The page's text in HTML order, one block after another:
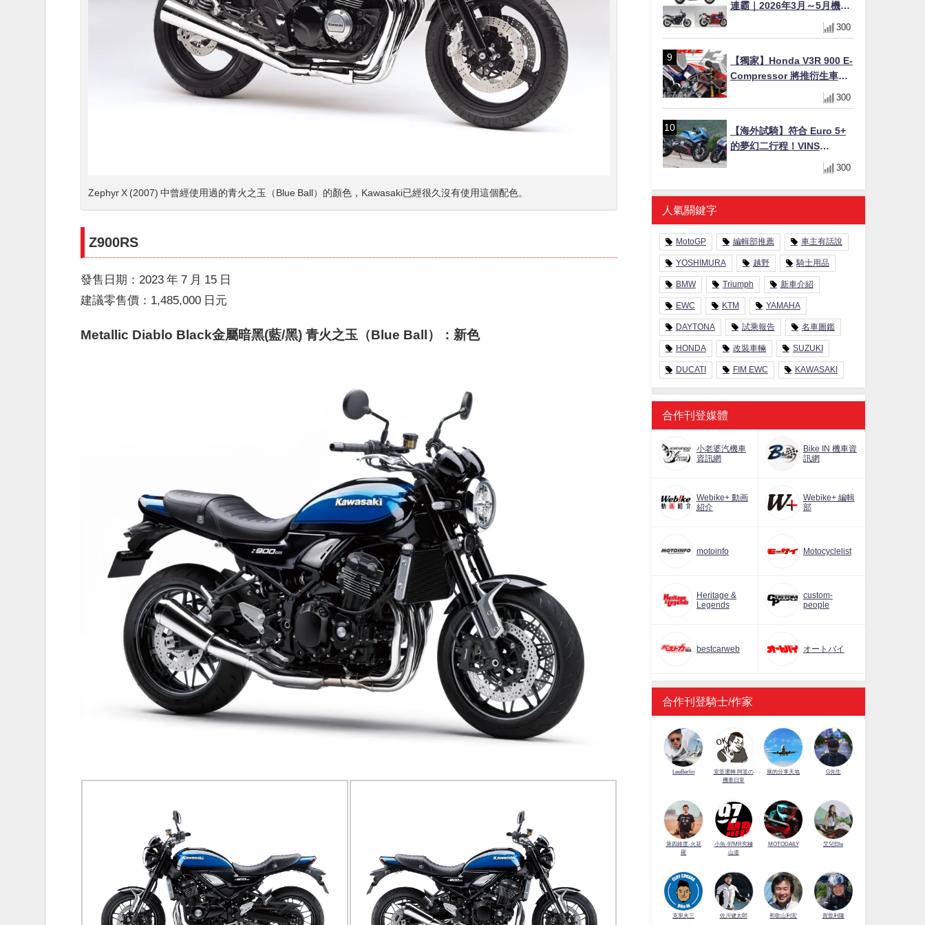
Zephyr X (2007) 中曾經使用過的青火之玉（Blue Ball）的顏色，Kawasaki已經很久沒有使用這個配色。
Z900RS
發售日期：2023 年 7 月 15 日
建議零售價：1,485,000 日元
Metallic Diablo Black金屬暗黑(藍/黑) 青火之玉（Blue Ball）：新色
連霸｜2026年3月～5月機車
轉售排行榜 CBR1000RR-R
FIREBLADE SP首度躋身前
300
【獨家】Honda V3R 900 E-
Compressor 將推衍生車
系？自然進氣 V3 同步測試
中，CG 預想曝光！
300
【海外試騎】符合 Euro 5+
的夢幻二行程！VINS
Duecinquanta 登陸日本：
前法拉利工程師打造、碳纖
維單體車架與 250cc 雙曲軸
300
人氣關鍵字
MotoGP 編輯部推薦 車主有話說
YOSHIMURA 越野 騎士用品
BMW Triumph 新車介紹
EWC KTM YAMAHA
DAYTONA 試乘報告 名車圖鑑
HONDA 改裝車輛 SUZUKI
DUCATI FIM EWC KAWASAKI
合作刊登媒體
小老婆汽機車
資訊網
Bike IN 機車資
訊網
Webike+ 動画
紹介
Webike+ 編輯
部
motoinfo Motocyclelist
Heritage &
Legends
custom-
people
bestcarweb オートバイ
合作刊登騎士/作家
LeeBerlin
安筌運轉 阿筌の
機車日常
展的分享天地 G先生
第四維度-火花
羅
小魚-97MR究極
山道
MOTODAILY 艾兒Elle
克里夫三 佐川健太郎 和歌山利宏 賀曾利隆